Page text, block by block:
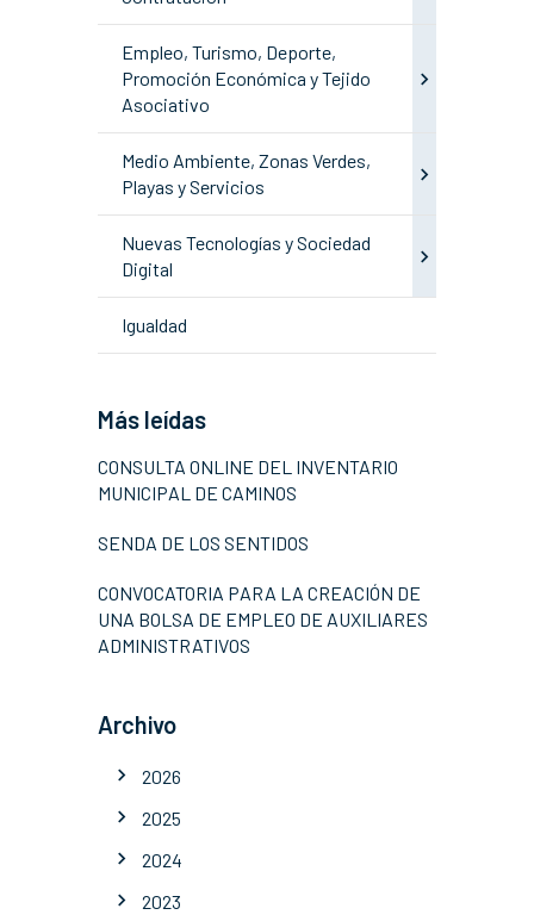
Empleo, Turismo, Deporte,
Promoción Económica y Tejido
Asociativo
Medio Ambiente, Zonas Verdes,
Playas y Servicios
Nuevas Tecnologías y Sociedad
Digital
Igualdad
Más leídas
CONSULTA ONLINE DEL INVENTARIO
MUNICIPAL DE CAMINOS
SENDA DE LOS SENTIDOS
CONVOCATORIA PARA LA CREACIÓN DE
UNA BOLSA DE EMPLEO DE AUXILIARES
ADMINISTRATIVOS
Archivo
2026
2025
2024
2023